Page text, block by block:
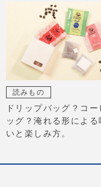
読みもの
ドリップバッグ？コ
ッグ？淹れる形による
いと楽しみ方。